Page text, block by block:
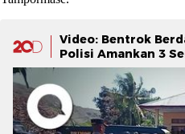
Video: Bentrok
Polisi Amankan 3